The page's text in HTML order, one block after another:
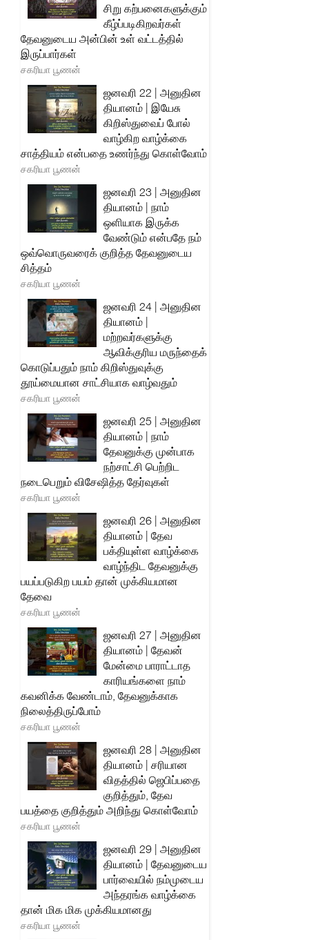
சிறு கற்பனைகளுக்கும்
கீழ்ப்படிகிறவர்கள்
தேவனுடைய அன்பின் உள் வட்டத்தில்
இருப்பார்கள்
சகரியா பூணன்
ஜனவரி 22 | அனுதின
தியானம் | இயேசு
கிறிஸ்துவைப் போல்
வாழ்கிற வாழ்க்கை
சாத்தியம் என்பதை உணர்ந்து கொள்வோம்
சகரியா பூணன்
ஜனவரி 23 | அனுதின
தியானம் | நாம்
ஒளியாக இருக்க
வேண்டும் என்பதே நம்
ஒவ்வொருவரைக் குறித்த தேவனுடைய
சித்தம்
சகரியா பூணன்
ஜனவரி 24 | அனுதின
தியானம் |
மற்றவர்களுக்கு
ஆவிக்குரிய மருந்தைக்
கொடுப்பதும் நாம் கிறிஸ்துவுக்கு
தூய்மையான சாட்சியாக வாழ்வதும்
சகரியா பூணன்
ஜனவரி 25 | அனுதின
தியானம் | நாம்
தேவனுக்கு முன்பாக
நற்சாட்சி பெற்றிட
நடைபெறும் விசேஷித்த தேர்வுகள்
சகரியா பூணன்
ஜனவரி 26 | அனுதின
தியானம் | தேவ
பக்தியுள்ள வாழ்க்கை
வாழ்ந்திட தேவனுக்கு
பயப்படுகிற பயம் தான் முக்கியமான
தேவை
சகரியா பூணன்
ஜனவரி 27 | அனுதின
தியானம் | தேவன்
மேன்மை பாராட்டாத
காரியங்களை நாம்
கவனிக்க வேண்டாம், தேவனுக்காக
நிலைத்திருப்போம்
சகரியா பூணன்
ஜனவரி 28 | அனுதின
தியானம் | சரியான
விதத்தில் ஜெபிப்பதை
குறித்தும், தேவ
பயத்தை குறித்தும் அறிந்து கொள்வோம்
சகரியா பூணன்
ஜனவரி 29 | அனுதின
தியானம் | தேவனுடைய
பார்வையில் நம்முடைய
அந்தரங்க வாழ்க்கை
தான் மிக மிக முக்கியமானது
சகரியா பூணன்